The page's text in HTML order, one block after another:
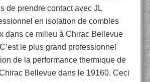
de prendre contact avec JL
en isolation de combles
dans ce milieu à Chirac Bellevue
le plus grand professionnel
de la performance thermique de
Bellevue dans le 19160. Ceci